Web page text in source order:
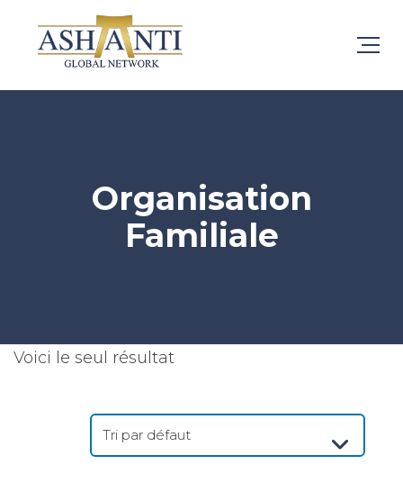
Organisation
Familiale
Voici le seul résultat